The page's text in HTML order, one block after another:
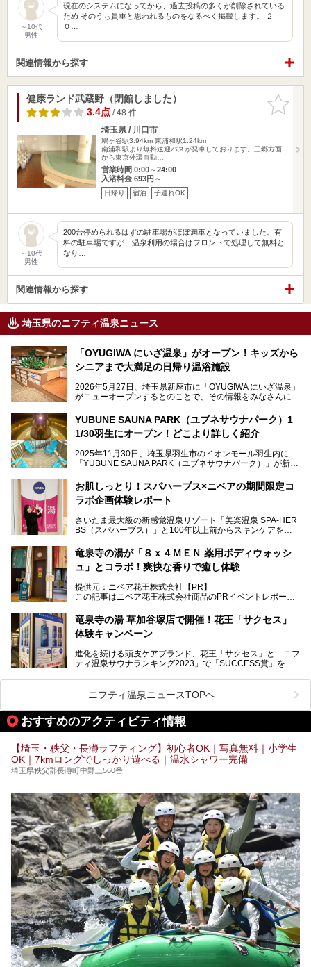
～10代
男性
現在のシステムになってから、過去投稿の多くが削除されている
ため そのうち貴重と思われるものをなるべく掲載します。 ２
０…
関連情報から探す
お気に入
りに追加
健康ランド武蔵野（閉館しました）
3.4点/ 48 件
埼玉県 / 川口市
鳩ヶ谷駅3.94km 東浦和駅1.24km
南浦和駅より無料送迎バスが発車しております。三郷方面
から東京外環自動…
営業時間 0:00～24:00
入浴料金 693円～
日帰り 宿泊 子連れOK
～10代
男性
200台停められるはずの駐車場がほぼ満車となっていました。有
料の駐車場ですが、温泉利用の場合はフロントで処理して無料と
なり…
関連情報から探す
埼玉県のニフティ温泉ニュース
「OYUGIWA にいざ温泉」がオープン！キッズから
シニアまで大満足の日帰り温浴施設
2026年5月27日、埼玉県新座市に「OYUGIWA にいざ温泉」
がニューオープンするとのことで、その情報をみなさんにい
メインとなる黒湯の天然温泉や本格的なサウナをはじめ、4
種類のリラックスルームやお食事処、他施設とは一線を画す
てきました！
YUBUNE SAUNA PARK（ユブネサウナパーク）1
1/30羽生にオープン！どこより詳しく紹介
2025年11月30日、埼玉県羽生市のイオンモール羽生内に
「YUBUNE SAUNA PARK（ユブネサウナパーク）」が新規
今年の4月1日から楽久屋グループの一員となった「湯舞音
（ユブネ）」が新ブランド「YUBUNE SAUNA PARK」を立
湯舞音らしいサウナにこだわった遊び心満点の"銭湯×屋外サ
ウナ"施設で、男女別のお風呂のほか、水着やサウナ着で楽
ど、ユニークなポイントがいっぱい！
オープン前取材に行ってきましたので、早速どこより詳しく
紹介しちゃいます！
お肌しっとり！スパハーブス×ニベアの期間限定コ
ラボ企画体験レポート
さいたま最大級の新感覚温泉リゾート「美楽温泉 SPA-HER
BS（スパハーブス）」と100年以上前からスキンケアを考
読者モデルやインスタグラマーとして活躍している、美容＆
スパ大好きの畑瀬愛さんと取材してきました。
提供元：ニベア花王株式会社【PR】
この記事はニベア花王株式会社商品のPRイベントレポート
竜泉寺の湯が「８ｘ４ＭＥＮ 薬用ボディウォッシ
ュ」とコラボ！爽快な香りで癒し体験
提供元：ニベア花王株式会社【PR】
この記事はニベア花王株式会社商品のPRイベントレポート
ーーー
注目のボディウォッシュアイテム「８ｘ４ＭＥＮ 薬用ボデ
全国総合2位にランクインした人気温浴施設「竜泉寺の湯 草
加谷塚店」がコラボイベントを期間限定で開催中ということ
気になるその内容をチェックしてきました！
竜泉寺の湯 草加谷塚店で開催！花王「サクセス」
体験キャンペーン
進化を続ける頭皮ケアブランド、花王「サクセス」と「ニフ
ティ温泉サウナランキング2023」で「SUCCESS賞」を獲
ベントを開催。
早速訪問し、気になるその内容を取材してきました！
───
提供元：花王株式会社【PR】
す。
ニフティ温泉ニュースTOPへ
おすすめのアクティビティ情報
【埼玉・秩父・長瀞ラフティング】初心者OK｜写真無料｜小学生
OK｜7kmロングでしっかり遊べる｜温水シャワー完備
埼玉県秩父郡長瀞町中野上560番